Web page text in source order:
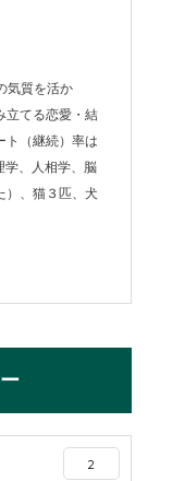
気質を活か
立てる恋愛・結
ト（継続）率は
学、人相学、脳
）、猫３匹、犬
2